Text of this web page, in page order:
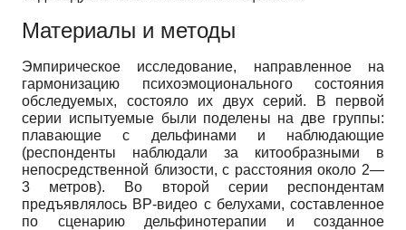
Материалы и методы
Эмпирическое исследование, направленное на
гармонизацию психоэмоционального состояния
обследуемых, состояло их двух серий. В первой
серии испытуемые были поделены на две группы:
плавающие с дельфинами и наблюдающие
(респонденты наблюдали за китообразными в
непосредственной близости, с расстояния около 2—
3 метров). Во второй серии респондентам
предъявлялось ВР-видео с белухами, составленное
по сценарию дельфинотерапии и созданное